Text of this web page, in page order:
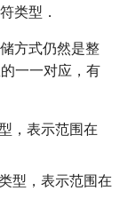
类型．
方式仍然是整
一一对应，有
，表示范围在
型，表示范围在